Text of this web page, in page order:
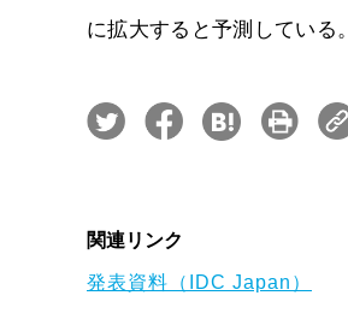
に拡大すると予測している。
関連リンク
発表資料（IDC Japan）